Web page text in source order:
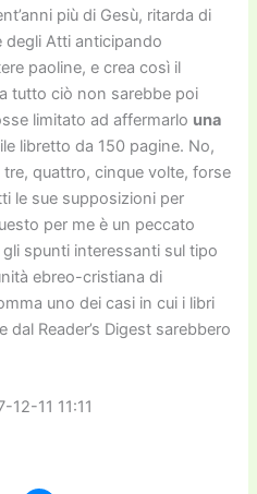
più di Gesù, ritarda di
degli Atti anticipando
paoline, e crea così il
tutto ciò non sarebbe poi
limitato ad affermarlo una
libretto da 150 pagine. No,
quattro, cinque volte, forse
le sue supposizioni per
per me è un peccato
spunti interessanti sul tipo
ebreo-cristiana di
uno dei casi in cui i libri
Reader’s Digest sarebbero
11 11:11